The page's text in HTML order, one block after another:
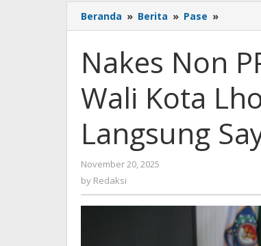
Beranda » Berita » Pase »
Non
Gelar
Aksi
Kantor
Kota
Nakes Non
Wali Kota
Langsung
November 20, 2025
by Redaksi